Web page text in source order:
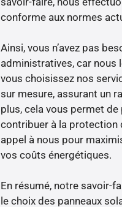
conforme aux normes
Ainsi, vous n’avez pas
administratives, car nous
vous choisissez nos
sur mesure, assurant un
plus, cela vous permet
contribuer à la protection
appel à nous pour
vos coûts énergétiques.
En résumé, notre savoir-
le choix des panneaux